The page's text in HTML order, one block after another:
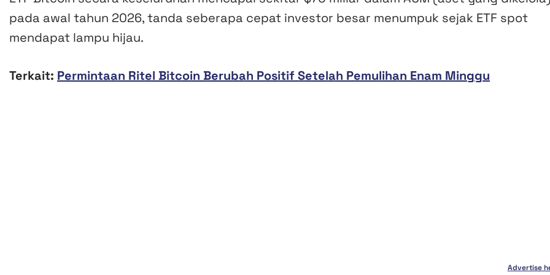
pada awal tahun 2026, tanda seberapa cepat investor besar menumpuk sejak ETF spot
mendapat lampu hijau.
Terkait: Permintaan Ritel Bitcoin Berubah Positif Setelah Pemulihan Enam Minggu
Advertise